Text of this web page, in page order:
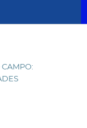
CAMPO: